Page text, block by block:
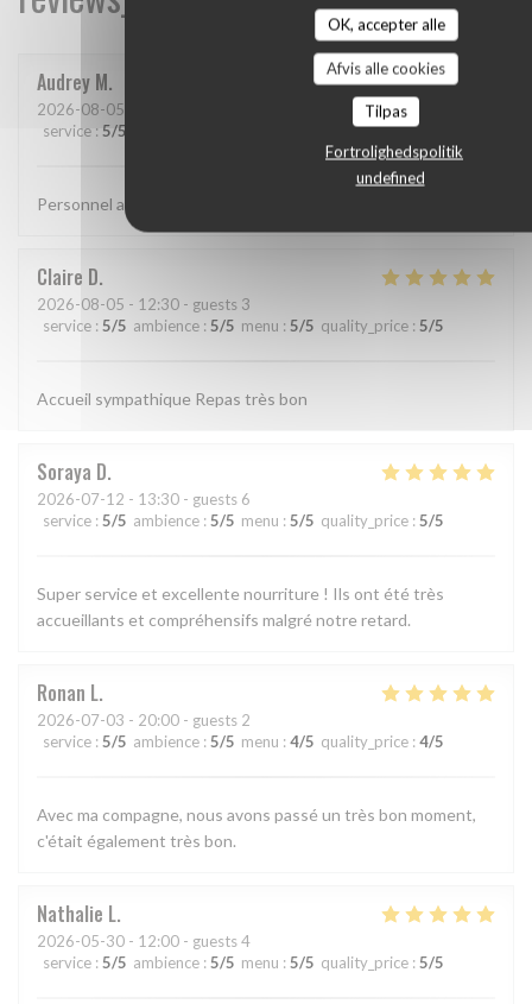
OK, accepter alle
Afvis alle cookies
Tilpas
Fortrolighedspolitik
undefined
Audrey M
2026-08-05
service : 5/5 quality_price:
Personnel aimable et souriant
Claire D
2026-08-05 - 12:30 - guests 3
service : 5/5 ambience : 5/5 menu : 5/5 quality_price : 5/5
Accueil sympathique Repas très bon
Soraya D
2026-07-12 - 13:30 - guests 6
service : 5/5 ambience : 5/5 menu : 5/5 quality_price : 5/5
Super service et excellente nourriture ! Ils ont été très
accueillants et compréhensifs malgré notre retard.
Ronan L
2026-07-03 - 20:00 - guests 2
service : 5/5 ambience : 5/5 menu : 4/5 quality_price : 4/5
Avec ma compagne, nous avons passé un très bon moment,
c'était également très bon.
Nathalie L
2026-05-30 - 12:00 - guests 4
service : 5/5 ambience : 5/5 menu : 5/5 quality_price : 5/5